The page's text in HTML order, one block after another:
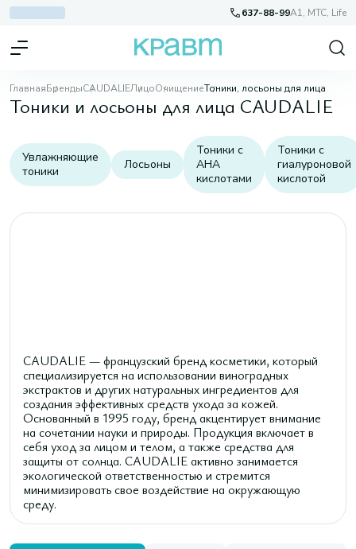
637-88-99A1, МТС, Life
ГлавнаяБрендыCAUDALIEЛицоОчищениеТоники, лосьоны для лица
Тоники и лосьоны для лица CAUDALIE
Увлажняющие
тоники
Лосьоны
Тоники с
AHA
кислотами
Тоники с
гиалуроновой
кислотой
CAUDALIE — французский бренд косметики, который
специализируется на использовании виноградных
экстрактов и других натуральных ингредиентов для
создания эффективных средств ухода за кожей.
Основанный в 1995 году, бренд акцентирует внимание
на сочетании науки и природы. Продукция включает в
себя уход за лицом и телом, а также средства для
защиты от солнца. CAUDALIE активно занимается
экологической ответственностью и стремится
минимизировать свое воздействие на окружающую
среду.